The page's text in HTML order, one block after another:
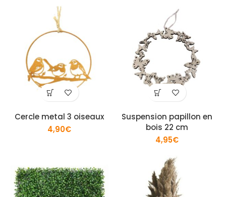
Cercle metal 3 oiseaux
4,90€
Suspension papillon en
bois 22 cm
4,95€